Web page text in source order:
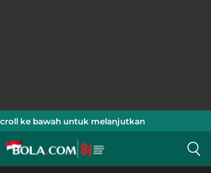
ke bawah untuk melanjutkan